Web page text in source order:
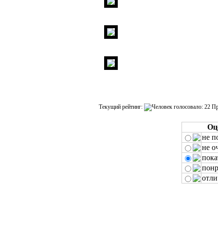
Текущий рейтинг:
не
не